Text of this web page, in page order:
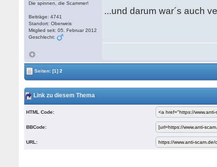
Die spinnen, die Scammer!
Beiträge: 4741
Standort: Oberweis
Mitglied seit: 05. Februar 2012
Geschlecht:
...und darum war´s auch
Seiten:[1] 2
Link zu diesem Thema
HTML Code:
BBCode:
URL: